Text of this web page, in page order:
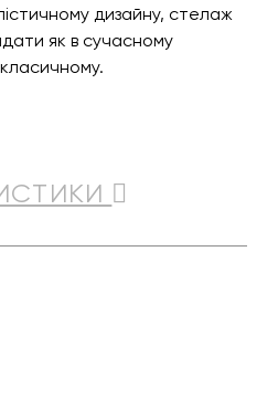
дизайну, стелаж
як в сучасному
класичному.